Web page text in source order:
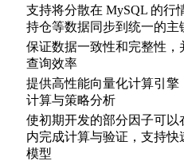
支持将分散在 MySQL 的行
持仓等数据同步到统一的主
保证数据一致性和完整性，
查询效率
提供高性能向量化计算引擎
计算与策略分析
使初期开发的部分因子可以
内完成计算与验证，支持快
模型